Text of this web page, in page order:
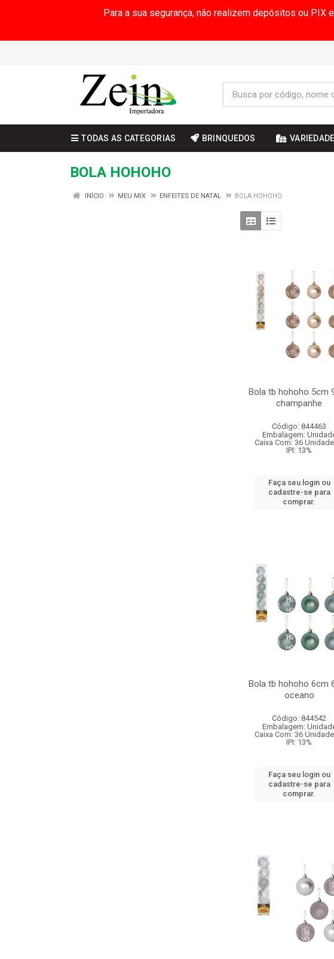
Para a sua segurança, não realizem depósitos ou
TODAS AS CATEGORIAS BRINQUEDOS
BOLA HOHOHO
INÍCIO MEU MIX ENFEITES DE NATAL BOLA HOHOHO
Bola tb hohoho 5cm
champanhe
Código: 844463
Embalagem:
Caixa Com: 36
IPI: 13%
Faça seu login ou
cadastre-se para
comprar.
Bola tb hohoho 6cm
oceano
Código: 844542
Embalagem:
Caixa Com: 36
IPI: 13%
Faça seu login ou
cadastre-se para
comprar.